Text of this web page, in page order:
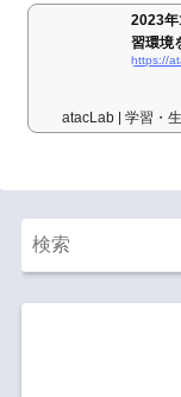
2023年
習環境
https://
atacLab | 学習・